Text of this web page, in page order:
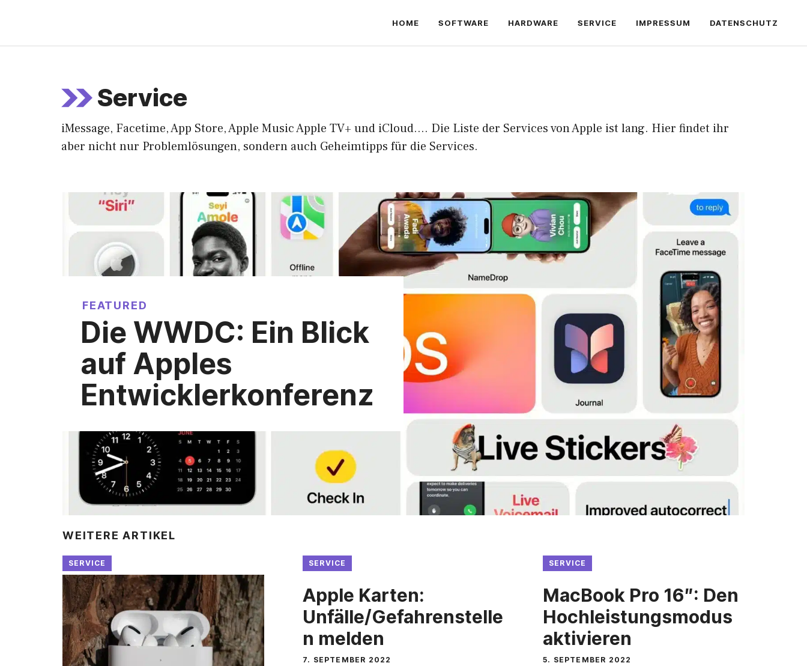
springen
HOME SOFTWARE HARDWARE SERVICE IMPRESSUM DATENSCHUTZ
Service
iMessage, Facetime, App Store, Apple Music Apple TV+ und iCloud…. Die Liste der Services von Apple ist lang. Hier findet ihr
aber nicht nur Problemlösungen, sondern auch Geheimtipps für die Services.
FEATURED
Die WWDC: Ein Blick
auf Apples
Entwicklerkonferenz
WEITERE ARTIKEL
SERVICE SERVICE
Apple Karten:
Unfälle/Gefahrenstelle
n melden
7. SEPTEMBER 2022
SERVICE
MacBook Pro 16″: Den
Hochleistungsmodus
aktivieren
5. SEPTEMBER 2022